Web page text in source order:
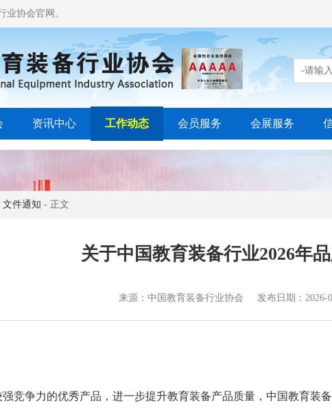
业协会官网。
资讯中心 工作动态 会员服务 会展服务
文件通知 - 正文
关于中国教育装备行业2026年
来源：中国教育装备行业协会 发布日期：2026-
争力的优秀产品，进一步提升教育装备产品质量，中国教育装备